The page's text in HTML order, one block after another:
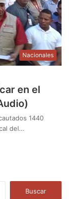
Nacionales
en el
1440
del…